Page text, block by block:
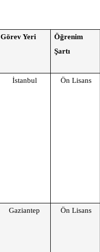
Görev Yeri
Öğrenim
Şartı
İstanbul Ön Lisans
Gaziantep Ön Lisans